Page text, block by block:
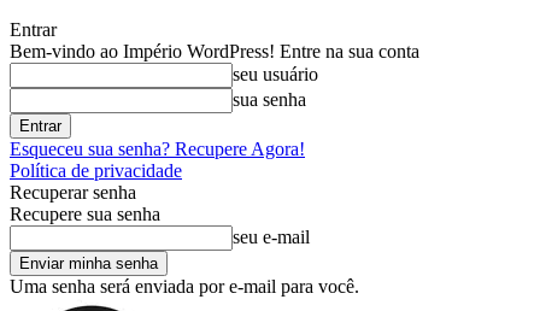
Entrar
Bem-vindo ao Império WordPress! Entre na sua conta
seu usuário
sua senha
Esqueceu sua senha? Recupere Agora!
Política de privacidade
Recuperar senha
Recupere sua senha
seu e-mail
Uma senha será enviada por e-mail para você.